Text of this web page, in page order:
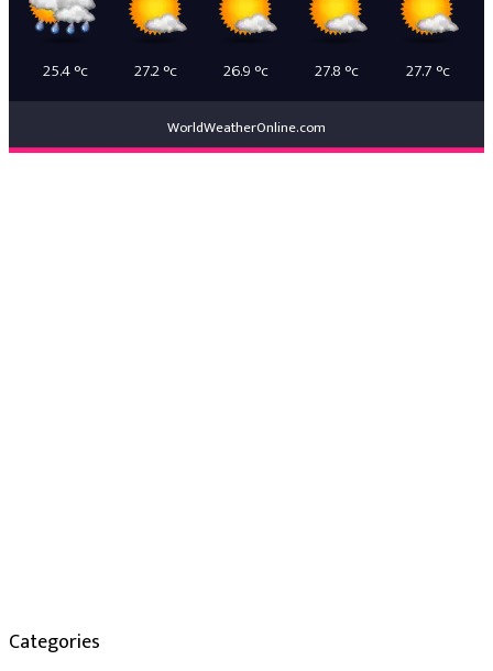
25.4°c 27.2°c 26.9 °c 27.8 °c 27.7 °c
WorldWeatherOnline.com
Categories